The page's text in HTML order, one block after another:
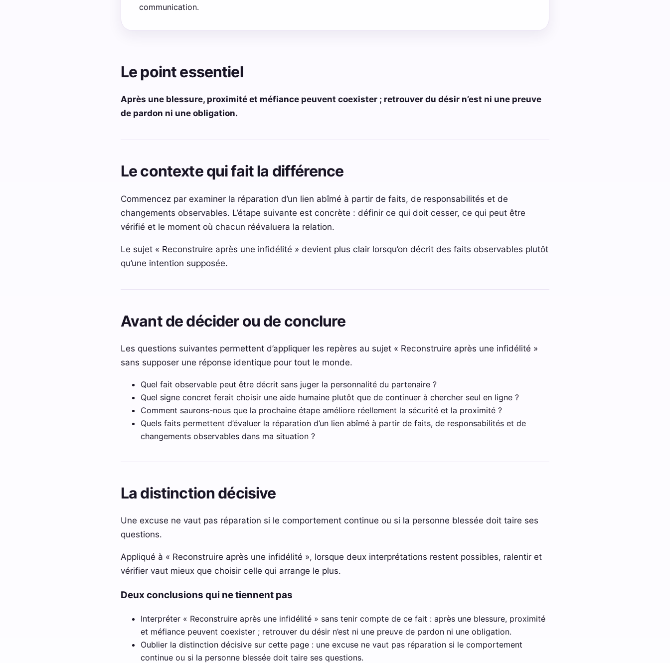
communication.
Le point essentiel
Après une blessure, proximité et méfiance peuvent coexister ; retrouver du désir n’est ni une preuve
de pardon ni une obligation.
Le contexte qui fait la différence
Commencez par examiner la réparation d’un lien abîmé à partir de faits, de responsabilités et de
changements observables. L’étape suivante est concrète : définir ce qui doit cesser, ce qui peut être
vérifié et le moment où chacun réévaluera la relation.
Le sujet « Reconstruire après une infidélité » devient plus clair lorsqu’on décrit des faits observables plutôt
qu’une intention supposée.
Avant de décider ou de conclure
Les questions suivantes permettent d’appliquer les repères au sujet « Reconstruire après une infidélité »
sans supposer une réponse identique pour tout le monde.
Quel fait observable peut être décrit sans juger la personnalité du partenaire ?
Quel signe concret ferait choisir une aide humaine plutôt que de continuer à chercher seul en ligne ?
Comment saurons-nous que la prochaine étape améliore réellement la sécurité et la proximité ?
Quels faits permettent d’évaluer la réparation d’un lien abîmé à partir de faits, de responsabilités et de
changements observables dans ma situation ?
La distinction décisive
Une excuse ne vaut pas réparation si le comportement continue ou si la personne blessée doit taire ses
questions.
Appliqué à « Reconstruire après une infidélité », lorsque deux interprétations restent possibles, ralentir et
vérifier vaut mieux que choisir celle qui arrange le plus.
Deux conclusions qui ne tiennent pas
Interpréter « Reconstruire après une infidélité » sans tenir compte de ce fait : après une blessure, proximité
et méfiance peuvent coexister ; retrouver du désir n’est ni une preuve de pardon ni une obligation.
Oublier la distinction décisive sur cette page : une excuse ne vaut pas réparation si le comportement
continue ou si la personne blessée doit taire ses questions.